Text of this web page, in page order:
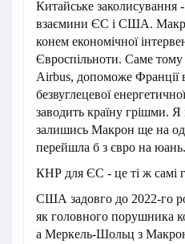
Китайське заколисування
взаємини ЄС і США.
конем економічної
Євроспільноти. Саме
Airbus, допоможе Франції
безвуглецевої
заводить країну грішми.
залишись Макрон ще на
перейшла б з євро на юань.
КНР для ЄС - це ті ж самі
США задовго до 2022-го
як головного порушника
а Меркель-Шольц з